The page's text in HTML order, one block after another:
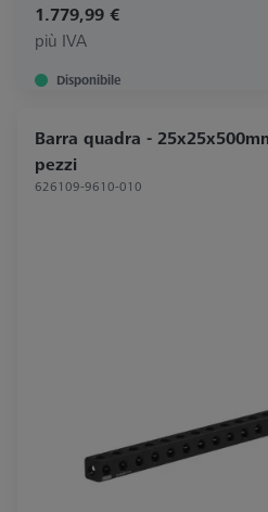
1.779,99 €
più IVA
Disponibile
Barra quadra -
pezzi
626109-9610-010